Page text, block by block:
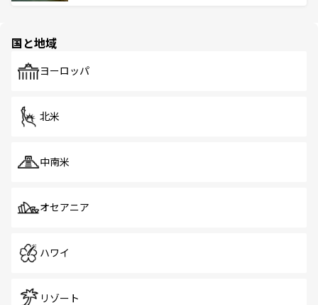
で、ホーカーズは地元の風情を楽しめる外せないスポット
国と地域
ヨーロッパ
北米
中南米
オセアニア
ハワイ
リゾート